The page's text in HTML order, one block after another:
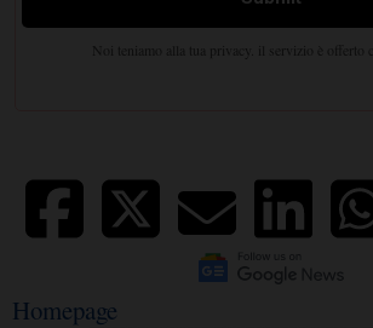
Homepage